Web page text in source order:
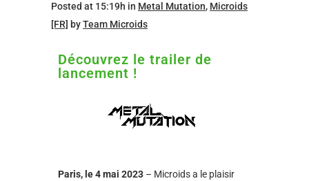
Posted at 15:19h in Metal Mutation, Microids
[FR] byTeam Microids
Découvrez le trailer de
lancement !
Paris, le 4 mai 2023 – Microids a le plaisir